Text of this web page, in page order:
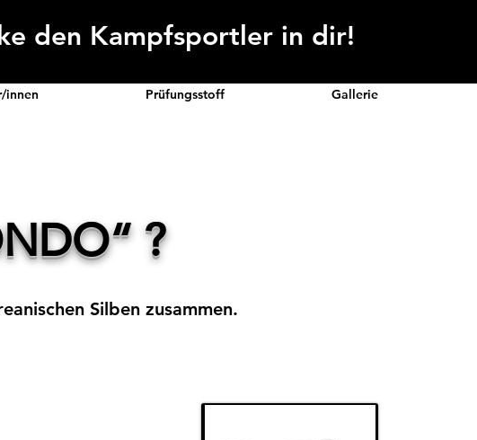
den Kampfsportler in dir!
innen Prüfungsstoff Gallerie
?
Silben zusammen.